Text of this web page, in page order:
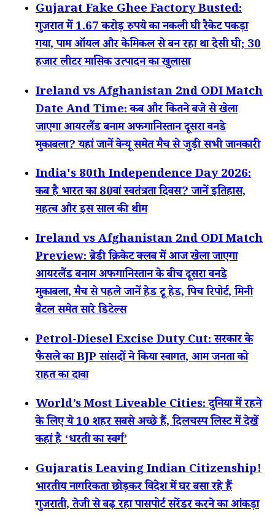
Gujarat Fake Ghee Factory Busted:
गुजरात में 1.67 करोड़ रुपये का नकली घी रैकेट पकड़ा
गया, पाम ऑयल और केमिकल से बन रहा था देसी घी; 30
हजार लीटर मासिक उत्पादन का खुलासा
Ireland vs Afghanistan 2nd ODI Match
Date And Time: कब और कितने बजे से खेला
जाएगा आयरलैंड बनाम अफगानिस्तान दूसरा वनडे
मुकाबला? यहां जानें वेन्यू समेत मैच से जुड़ी सभी जानकारी
India's 80th Independence Day 2026:
कब है भारत का 80वां स्वतंत्रता दिवस? जानें इतिहास,
महत्व और इस साल की थीम
Ireland vs Afghanistan 2nd ODI Match
Preview: ब्रेडी क्रिकेट क्लब में आज खेला जाएगा
आयरलैंड बनाम अफगानिस्तान के बीच दूसरा वनडे
मुकाबला, मैच से पहले जानें हेड टू हेड, पिच रिपोर्ट, मिनी
बैटल समेत सारे डिटेल्स
Petrol-Diesel Excise Duty Cut: सरकार के
फैसले का BJP सांसदों ने किया स्वागत, आम जनता को
राहत का दावा
World’s Most Liveable Cities: दुनिया में रहने
के लिए ये 10 शहर सबसे अच्छे हैं, दिलचस्प लिस्ट में देखें
कहां है ‘धरती का स्वर्ग’
Gujaratis Leaving Indian Citizenship!
भारतीय नागरिकता छोड़कर विदेश में घर बसा रहे हैं
गुजराती, तेजी से बढ़ रहा पासपोर्ट सरेंडर करने का आंकड़ा